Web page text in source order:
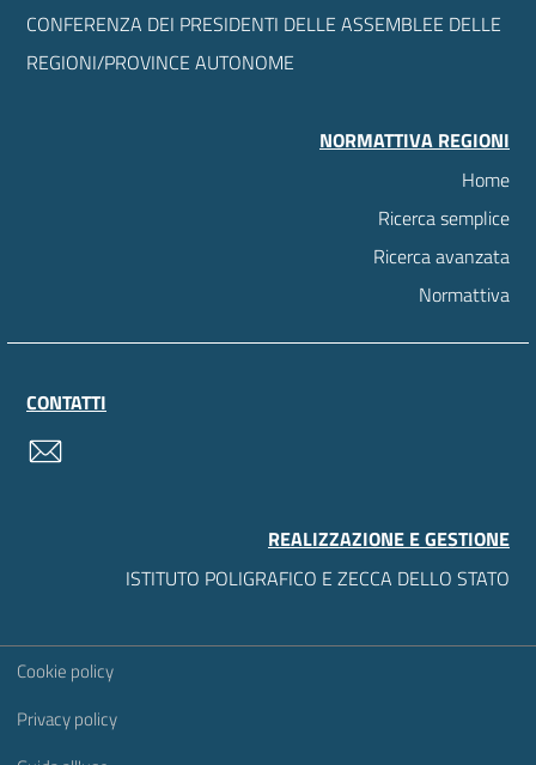
CONFERENZA DEI PRESIDENTI DELLE ASSEMBLEE DELLE
REGIONI/PROVINCE AUTONOME
NORMATTIVA REGIONI
Home
Ricerca semplice
Ricerca avanzata
Normattiva
CONTATTI
REALIZZAZIONE E GESTIONE
ISTITUTO POLIGRAFICO E ZECCA DELLO STATO
Sezione Link Utili
Cookie policy
Privacy policy